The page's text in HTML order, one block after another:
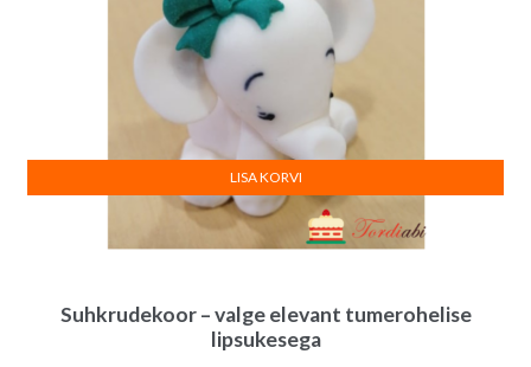
Suhkrudekoor – valge elevant tumerohelise
lipsukesega
LISA KORVI